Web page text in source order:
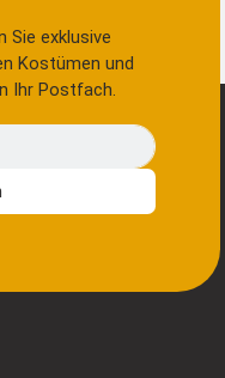
Sie exklusive
Kostümen und
Ihr Postfach.